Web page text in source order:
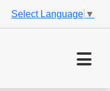
Select Language ▼